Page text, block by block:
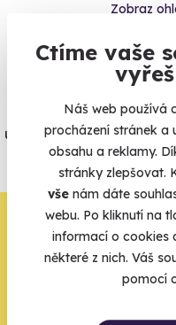
Ctíme vaše
Náš web používá
procházení stránek a
obsahu a reklamy.
stránky zlepšovat.
vše nám dáte
webu. Po kliknutí na
informací o cookies
některé z nich. Váš
pomocí
Zobraz
Vše umíme
Jeden nikdy neví.
úrazové pojištění z
agentur.
Vše o
Zbývá
zbytek